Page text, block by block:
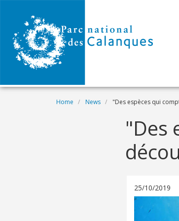
Breadcrumb
Home News "Des espèces qui
"Des
25/10/2019